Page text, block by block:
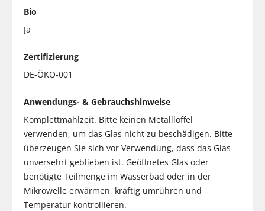
Bio
Ja
Zertifizierung
DE-ÖKO-001
Anwendungs- & Gebrauchshinweise
Komplettmahlzeit. Bitte keinen Metalllöffel
verwenden, um das Glas nicht zu beschädigen. Bitte
überzeugen Sie sich vor Verwendung, dass das Glas
unversehrt geblieben ist. Geöffnetes Glas oder
benötigte Teilmenge im Wasserbad oder in der
Mikrowelle erwärmen, kräftig umrühren und
Temperatur kontrollieren.